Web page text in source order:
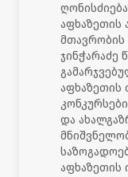
აფხაზეთის
მთავრობის
ჯინჭარაძე
აფხაზეთის
და
აფხაზეთის